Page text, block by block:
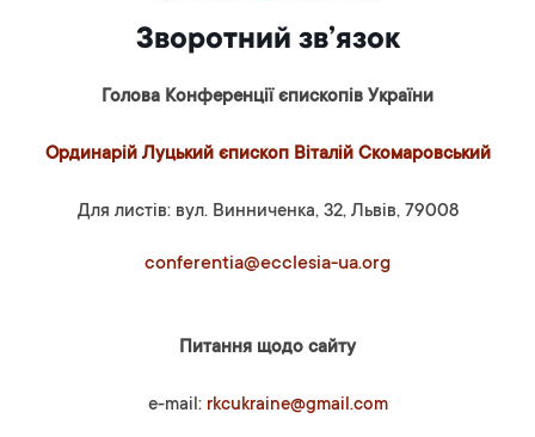
Зворотний зв’язок
Голова Конференції єпископів України
Ординарій Луцький єпископ Віталій Скомаровський
Для листів: вул. Винниченка, 32, Львів, 79008
conferentia@ecclesia-ua.org
Питання щодо сайту
e-mail: rkcukraine@gmail.com